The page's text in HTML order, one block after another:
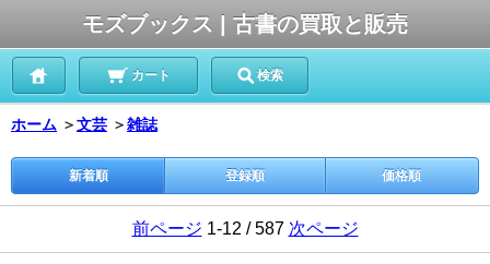
モズブックス | 古書の買取と販売
カート 検索
ホーム ＞文芸 ＞雑誌
新着順 登録順 価格順
前ページ 1-12 / 587 次ページ